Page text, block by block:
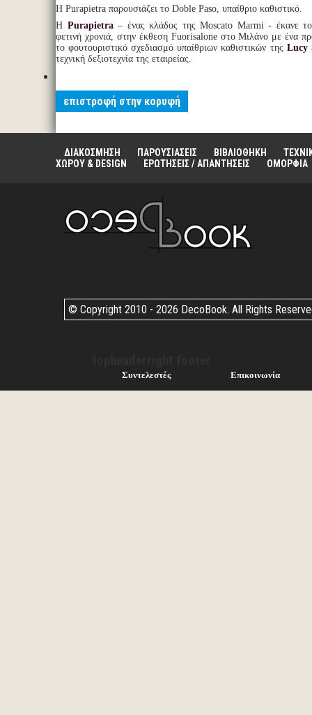
Η Purapietra παρουσιάζει το Doble Paso, υπαίθριο καθιστικό.
Η Purapietra– ένας κλάδος της Moscato Marmi - έκανε
φετινή χρονιά, στην έκθεση Fuorisalone στο Μιλάνο με ένα
το φουτουριστικό σχεδιασμό υπαίθριων καθιστικών της Lucy
τεχνική δεξιοτεχνία της εταιρείας.
επιστροφή στην κορυφή
ΔΙΑΚΟΣΜΗΣΗ ΠΑΡΟΥΣΙΑΣΕΙΣ ΒΙΒΛΙΟΘΗΚΗ
ΧΩΡΟΥ & DESIGN
ΕΡΩΤΗΣΕΙΣ / ΑΠΑΝΤΗΣΕΙΣ ΟΜΟΡΦΙΑ
© Copyright 2010 - 2026 DecoBook. All Rights
Συντελεστές Επικοινωνία